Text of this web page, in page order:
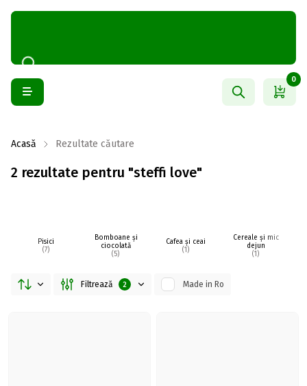
0
Acasă Rezultate căutare
2 rezultate pentru "steffi love"
Pisici
(7)
Bomboane și
ciocolată
(5)
Cafea și ceai
(1)
Cereale și mic
dejun
(1)
Filtrează 2 Made in Ro